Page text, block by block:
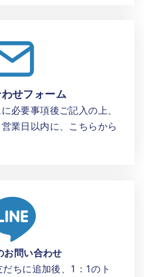
せフォーム
必要事項後ご記入の上、
業日以内に、こちらから
お問い合わせ
ちに追加後、1：1のト